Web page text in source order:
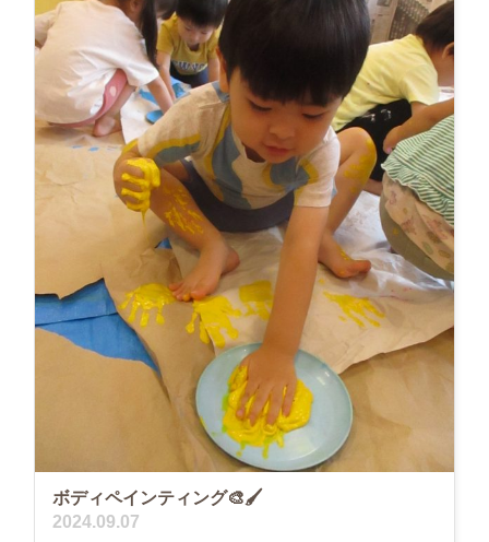
ボディペインティング🎨🖌️
2024.09.07